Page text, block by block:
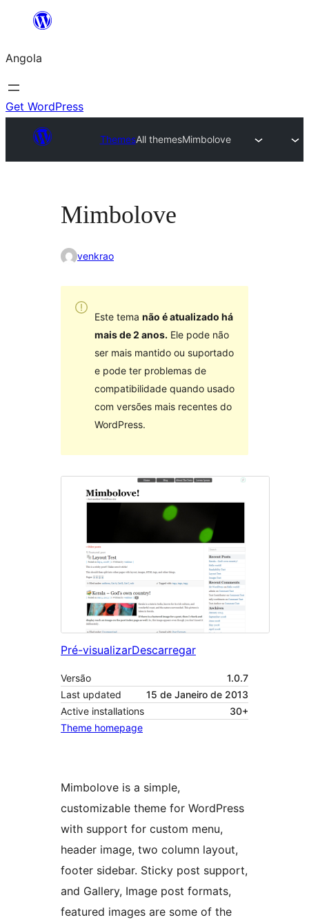
Saltar
o
conteúdo
Angola
Get WordPress
ThemesAll themesMimbolove
Mimbolove
venkrao
Este tema não é atualizado há
mais de 2 anos. Ele pode não
ser mais mantido ou suportado
e pode ter problemas de
compatibilidade quando usado
com versões mais recentes do
WordPress.
Pré-visualizarDescarregar
Versão
1.0.7
Last updated
15 de Janeiro de 2013
Active installations
30+
Theme homepage
Mimbolove is a simple,
customizable theme for WordPress
with support for custom menu,
header image, two column layout,
footer sidebar. Sticky post support,
and Gallery, Image post formats,
featured images are some of the